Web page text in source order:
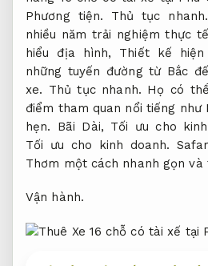
Phương tiện.
Thủ tục nhanh.
nhiều năm trải nghiệm thực
hiểu địa hình, Thiết kế hiện
những tuyến đường từ Bắc
xe. Thủ tục nhanh. Họ có
điểm tham quan nổi tiếng như
hẹn. Bãi Dài, Tối ưu cho
Tối ưu cho kinh doanh.
Thơm một cách nhanh gọn và
Vận hành.